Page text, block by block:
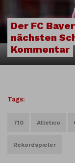
Der FC
nächsten
Kommentar
Tags:
710 Atletico
Rekordspieler